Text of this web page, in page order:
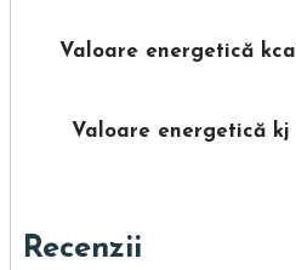
Valoare energetică kcal
Valoare energetică kj
Recenzii